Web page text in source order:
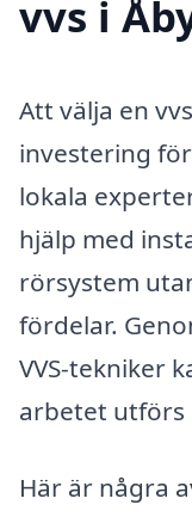
vvs i
Att välja en
investering
lokala
hjälp med
rörsystem
fördelar.
VVS-tekniker
arbetet utförs
Här är några